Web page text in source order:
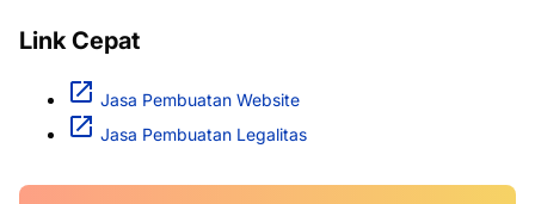
Link Cepat
Jasa Pembuatan Website
Jasa Pembuatan Legalitas